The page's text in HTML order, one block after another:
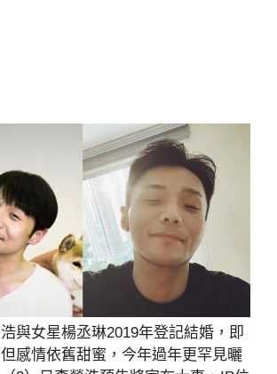
與女星楊丞琳2019年登記結婚，即
感情依舊甜蜜，今年過年更罕見曬